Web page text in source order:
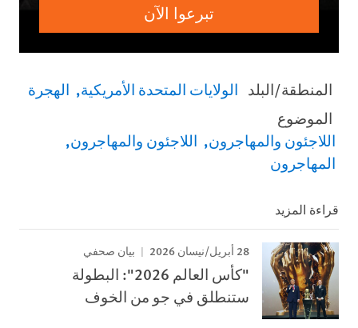
تبرعوا الآن
المنطقة/البلد الولايات المتحدة الأمريكية الهجرة
الموضوع
اللاجئون والمهاجرون اللاجئون والمهاجرون
المهاجرون
قراءة المزيد
28 أبريل/نيسان 2026 بيان صحفي
"كأس العالم 2026": البطولة
ستنطلق في جو من الخوف